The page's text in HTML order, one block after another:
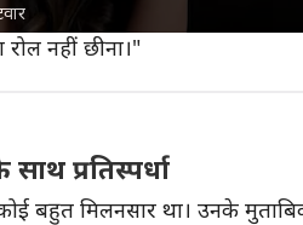
बहुत अलग हैं। मुझे लगता है
नहीं छीना।"
प्रतिस्पर्धा
बहुत मिलनसार था। उनके